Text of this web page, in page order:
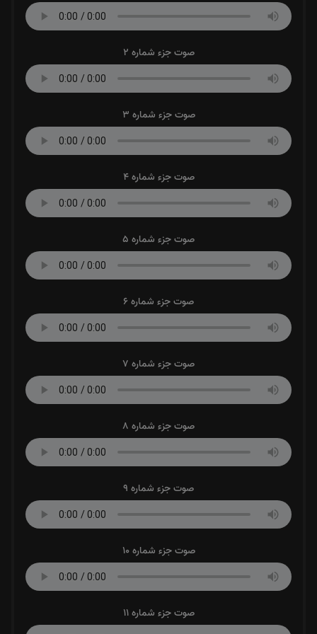
صوت جزء شماره 2
صوت جزء شماره 3
صوت جزء شماره 4
صوت جزء شماره 5
صوت جزء شماره 6
صوت جزء شماره 7
صوت جزء شماره 8
صوت جزء شماره 9
صوت جزء شماره 10
صوت جزء شماره 11